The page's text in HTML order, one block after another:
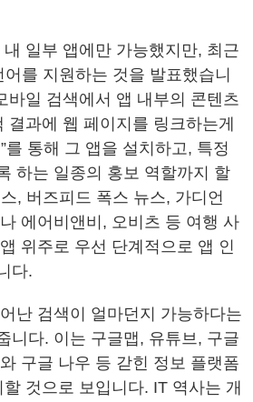
일부 앱에만 가능했지만, 최근
를 지원하는 것을 발표했습니
바일 검색에서 앱 내부의 콘텐츠
결과에 웹 페이지를 링크하는게
를 통해 그 앱을 설치하고, 특정
하는 일종의 홍보 역할까지 할
, 버즈피드 폭스 뉴스, 가디언
에어비앤비, 오비츠 등 여행 사
위주로 우선 단계적으로 앱 인
다.
난 검색이 얼마던지 가능하다는
니다. 이는 구글맵, 유튜브, 구글
구글 나우 등 갇힌 정보 플랫폼
것으로 보입니다. IT 역사는 개